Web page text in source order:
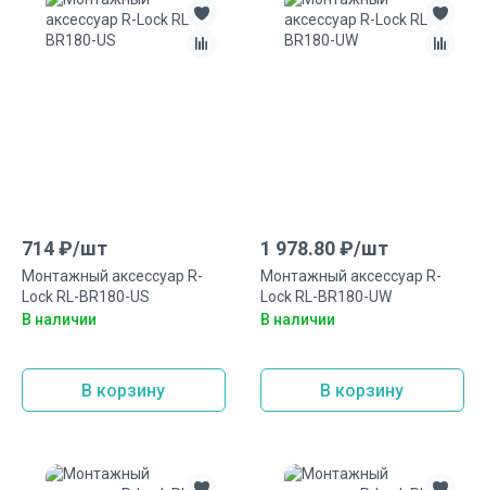
714₽/шт
Монтажный аксеcсуар R-
Lock RL-BR180-US
В наличии
В корзину
1 978.80₽/шт
Монтажный аксесcуар R-
Lock RL-BR180-UW
В наличии
В корзину